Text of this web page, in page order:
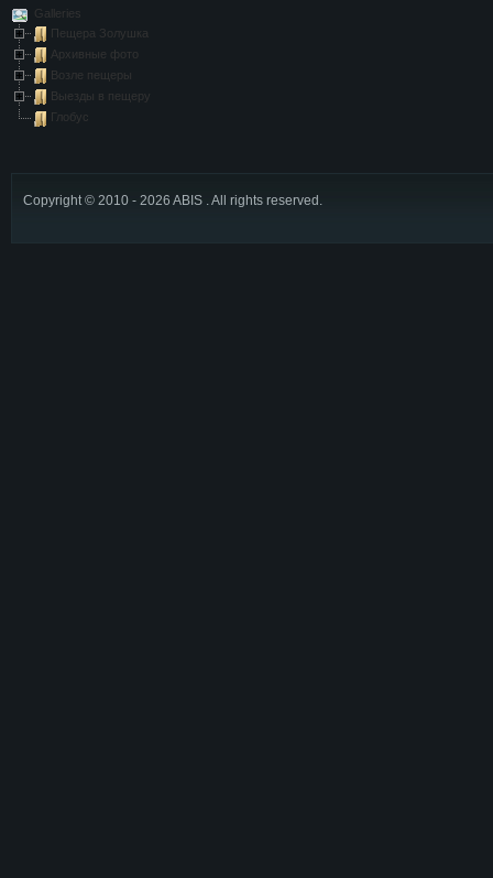
Galleries
Пещера Золушка
Архивные фото
Возле пещеры
Выезды в пещеру
Глобус
Copyright © 2010 - 2026 ABIS . All rights reserved.